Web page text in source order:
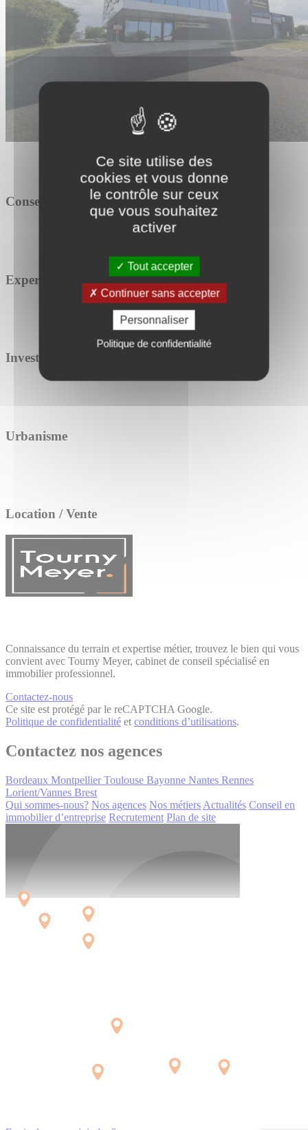
Ce site utilise des
cookies et vous donne
le contrôle sur ceux
que vous souhaitez
activer
Tout accepter
Continuer sans accepter
Personnaliser
Politique de confidentialité
Conseil
Expertise
Investissement
Urbanisme
Location / Vente
Connaissance du terrain et expertise métier, trouvez le bien qui vous
convient avec Tourny Meyer, cabinet de conseil spécialisé en
immobilier professionnel.
Contactez-nous
Ce site est protégé par le reCAPTCHA Google.
Politique de confidentialité et conditions d’utilisations.
Contactez nos agences
Bordeaux Montpellier Toulouse Bayonne Nantes Rennes
Lorient/Vannes Brest
Qui sommes-nous? Nos agences Nos métiers Actualités Conseil en
immobilier d’entreprise Recrutement Plan de site